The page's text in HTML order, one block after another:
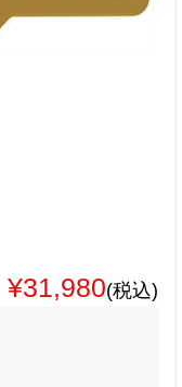
¥31,980(税込)